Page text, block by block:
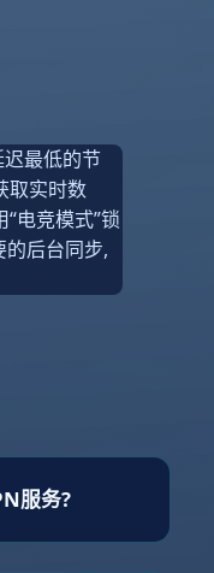
最低的节
取实时数
电竞模式”锁
后台同步,
服务?